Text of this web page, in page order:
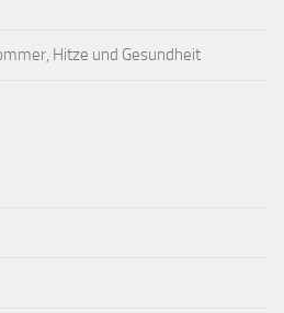
Hitze und Gesundheit